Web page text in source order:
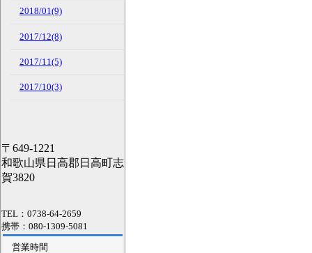
2018/01(9)
2017/12(8)
2017/11(5)
2017/10(3)
〒649-1221
和歌山県日高郡日高町志
賀3820
TEL：0738-64-2659
携帯：080-1309-5081
営業時間